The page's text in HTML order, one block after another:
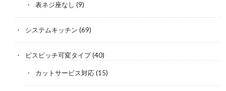
表ネジ座なし (9)
システムキッチン (69)
ビスピッチ可変タイプ(40)
カットサービス対応(15)